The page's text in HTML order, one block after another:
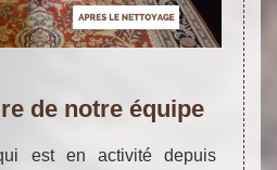
de notre équipe
est en activité depuis